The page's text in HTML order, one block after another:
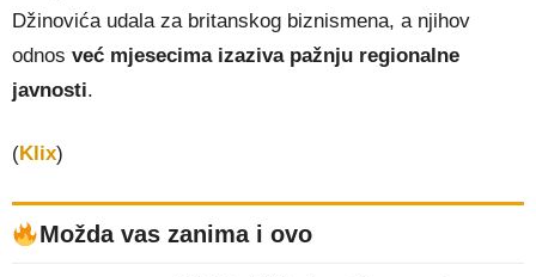
Džinovića udala za britanskog biznismena, a njihov
odnos već mjesecima izaziva pažnju regionalne
javnosti.
(Klix)
Možda vas zanima i ovo